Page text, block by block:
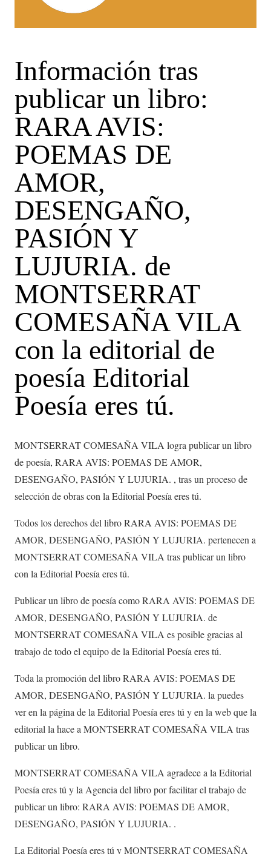
Información tras
publicar un libro:
RARA AVIS:
POEMAS DE
AMOR,
DESENGAÑO,
PASIÓN Y
LUJURIA. de
MONTSERRAT
COMESAÑA VILA
con la editorial de
poesía Editorial
Poesía eres tú.
MONTSERRAT COMESAÑA VILA logra publicar un libro
de poesía, RARA AVIS: POEMAS DE AMOR,
DESENGAÑO, PASIÓN Y LUJURIA. , tras un proceso de
selección de obras con la Editorial Poesía eres tú.
Todos los derechos del libro RARA AVIS: POEMAS DE
AMOR, DESENGAÑO, PASIÓN Y LUJURIA. pertenecen a
MONTSERRAT COMESAÑA VILA tras publicar un libro
con la Editorial Poesía eres tú.
Publicar un libro de poesía como RARA AVIS: POEMAS DE
AMOR, DESENGAÑO, PASIÓN Y LUJURIA. de
MONTSERRAT COMESAÑA VILA es posible gracias al
trabajo de todo el equipo de la Editorial Poesía eres tú.
Toda la promoción del libro RARA AVIS: POEMAS DE
AMOR, DESENGAÑO, PASIÓN Y LUJURIA. la puedes
ver en la página de la Editorial Poesía eres tú y en la web que la
editorial la hace a MONTSERRAT COMESAÑA VILA tras
publicar un libro.
MONTSERRAT COMESAÑA VILA agradece a la Editorial
Poesía eres tú y la Agencia del libro por facilitar el trabajo de
publicar un libro: RARA AVIS: POEMAS DE AMOR,
DESENGAÑO, PASIÓN Y LUJURIA. .
La Editorial Poesía eres tú y MONTSERRAT COMESAÑA